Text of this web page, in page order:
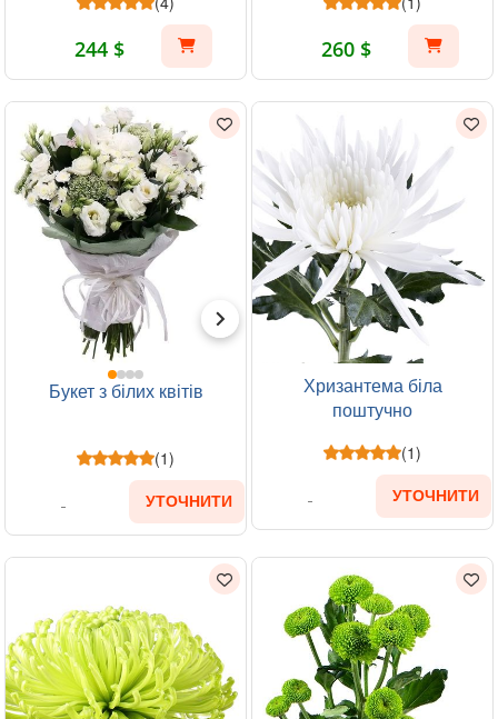
244 $ 260 $
Букет з білих квітів
(1)
УТОЧНИТИ
Хризантема біла
поштучно
(1)
УТОЧНИТИ